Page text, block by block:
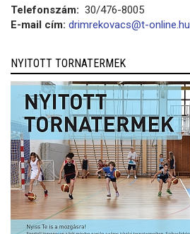
Telefonszám: 30/476-8005
E-mail cím: drimrekovacs@t-online.hu
NYITOTT TORNATERMEK